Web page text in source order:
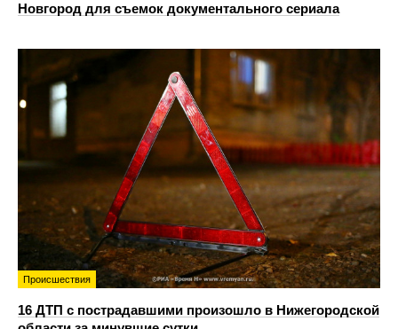
Новгород для съемок документального сериала
Происшествия
16 ДТП с пострадавшими произошло в Нижегородской